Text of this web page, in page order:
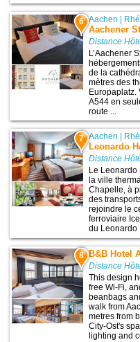
6 Aachen |
Aachener
Distance
L’Aachener
de la
mètres des
Europaplatz.
A544 en
route ...
7 Aachen
Leonardo
Distance
Le Leonardo
la ville
Chapelle, à
des
rejoindre le
ferroviaire
du Leonardo
8 B&B Hotel
Distance
This design
free Wi-Fi,
beanbags
walk from
metres from
City-Ost's
lighting and